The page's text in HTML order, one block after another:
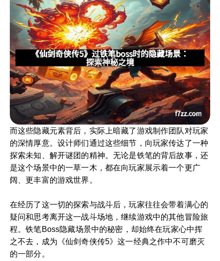
而这些隐藏元素背后，实际上暗藏了游戏制作团队对玩家
的深情厚意。设计师们通过这些细节，向玩家传达了一种
探索未知、解开谜团的精神。无论是铁笔的背后故事，还
是这个场景中的一草一木，都在向玩家展示着一个更广
阔、更丰富的游戏世界。
在经历了这一切的探索与战斗后，玩家往往会带着满心的
疑问和思考离开这一战斗场地，继续游戏中的其他冒险旅
程。铁笔Boss隐藏场景中的秘密，却始终在玩家心中挥
之不去，成为《仙剑奇侠传5》这一经典之作中不可磨灭
的一部分。